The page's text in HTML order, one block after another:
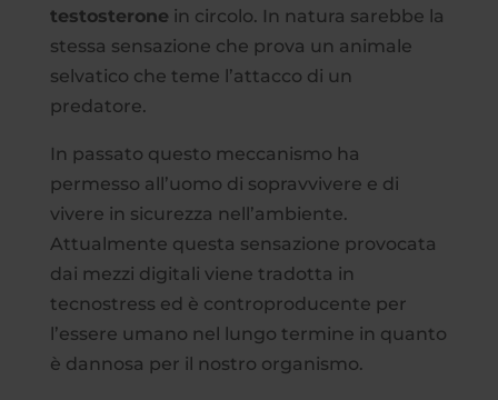
testosterone in circolo. In natura sarebbe la
stessa sensazione che prova un animale
selvatico che teme l’attacco di un
predatore.
In passato questo meccanismo ha
permesso all’uomo di sopravvivere e di
vivere in sicurezza nell’ambiente.
Attualmente questa sensazione provocata
dai mezzi digitali viene tradotta in
tecnostress ed è controproducente per
l’essere umano nel lungo termine in quanto
è dannosa per il nostro organismo.